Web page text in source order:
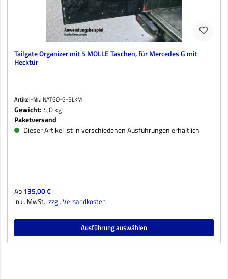
Tailgate Organizer mit 5 MOLLE Taschen, für Mercedes G mit
Hecktür
Artikel-Nr.: NATGO-G-BLKM
Gewicht:4,0 kg
Paketversand
Dieser Artikel ist in verschiedenen Ausführungen erhältlich
Regulärer Preis:
Ab135,00 €
inkl. MwSt.;zzgl. Versandkosten
Ausführung auswählen